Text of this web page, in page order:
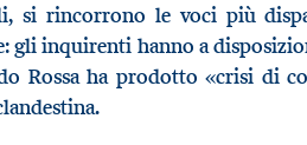
si rincorrono le voci più
gli inquirenti hanno a
Rossa ha prodotto «crisi di